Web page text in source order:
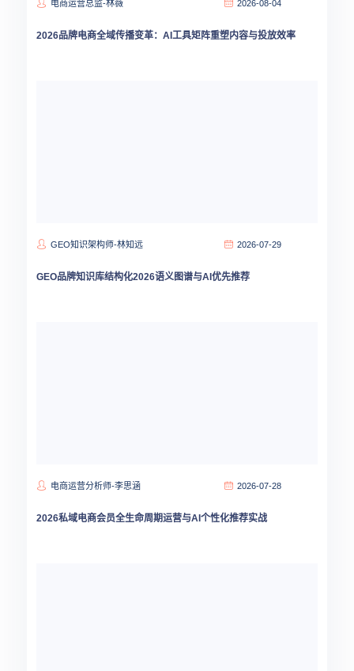
电商运营总监-林薇 2026-08-04
2026品牌电商全域传播变革：AI工具矩阵重塑内容与投放效率
GEO知识架构师-林知远 2026-07-29
GEO品牌知识库结构化2026语义图谱与AI优先推荐
电商运营分析师-李思涵 2026-07-28
2026私域电商会员全生命周期运营与AI个性化推荐实战